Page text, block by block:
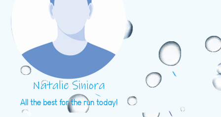
Natalie Siniora
All the best for the run today!